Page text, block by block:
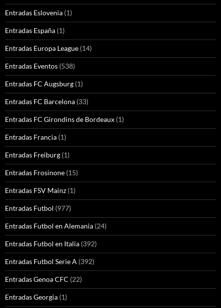
Entradas Eslovenia (1)
Entradas España (1)
Entradas Europa League (14)
Entradas Eventos (538)
Entradas FC Augsburg (1)
Entradas FC Barcelona (33)
Entradas FC Girondins de Bordeaux (1)
Entradas Francia (1)
Entradas Freiburg (1)
Entradas Frosinone (15)
Entradas FSV Mainz (1)
Entradas Futbol (977)
Entradas Futbol en Alemania (24)
Entradas Futbol en Italia (392)
Entradas Futbol Serie A (392)
Entradas Genoa CFC (22)
Entradas Georgia (1)